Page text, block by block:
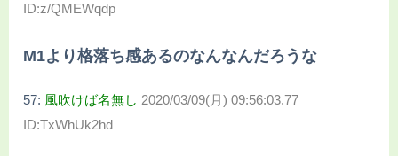
ID:z/QMEWqdp
M1より格落ち感あるのなんなんだろうな
57: 風吹けば名無し 2020/03/09(月) 09:56:03.77
ID:TxWhUk2hd